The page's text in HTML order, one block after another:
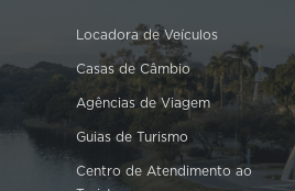
Locadora de Veículos
Casas de Câmbio
Agências de Viagem
Guias de Turismo
Centro de Atendimento ao